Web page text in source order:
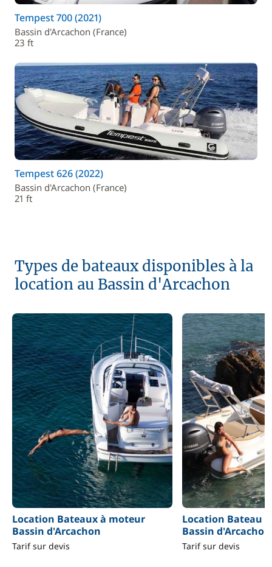
Tempest 700 (2021)
Bassin d'Arcachon (France)
23 ft
Tempest 626 (2022)
Bassin d'Arcachon (France)
21 ft
Types de bateaux disponibles à la
location au Bassin d'Arcachon
Location Bateaux à moteur
Bassin d'Arcachon
Tarif sur devis
Location Bateau
Bassin d'Arcachon
Tarif sur devis